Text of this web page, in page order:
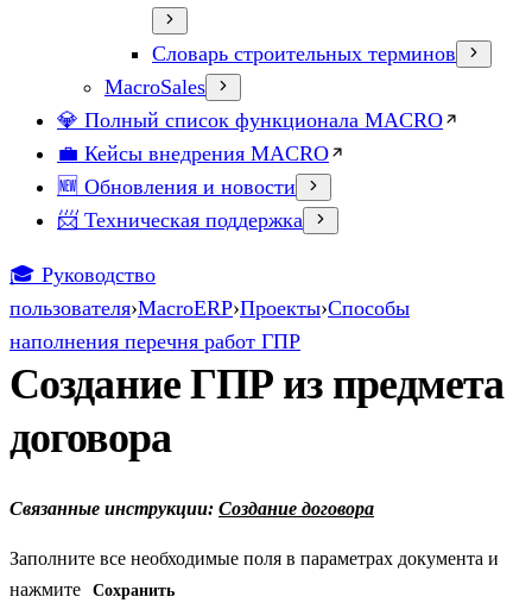
Словарь строительных терминов
MacroSales
💎 Полный список функционала MACRO
💼 Кейсы внедрения MACRO
🆕 Обновления и новости
📨 Техническая поддержка
🎓 Руководство
пользователя›MacroERP›Проекты›Способы
наполнения перечня работ ГПР
Создание ГПР из предмета
договора
Связанные инструкции: Создание договора
Заполните все необходимые поля в параметрах документа и
нажмите
Сохранить